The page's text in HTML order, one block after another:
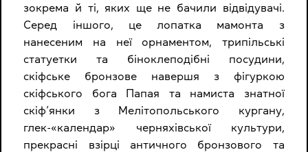
зокрема й ті, яких ще не бачили відвідувачі.
Серед іншого, це лопатка мамонта з
нанесеним на неї орнаментом, трипільські
статуетки та біноклеподібні посудини,
скіфське бронзове навершя з фігуркою
скіфського бога Папая та намиста знатної
скіф’янки з Мелітопольського кургану,
глек-«календар» черняхівської культури,
прекрасні взірці античного бронзового та